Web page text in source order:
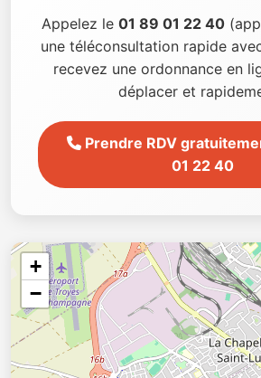
Appelez le 01 89 01 22 40
une téléconsultation rapide
recevez une ordonnance en
déplacer et
Prendre RDV
01 22 40
+
−